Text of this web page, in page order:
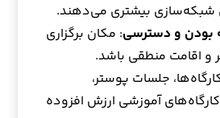
شبکه‌سازی بیشتری می‌دهند.
بودن و دسترسی: مکان برگزاری
و اقامت منطقی باشد.
جلسات پوستر،
آموزشی ارزش افزوده